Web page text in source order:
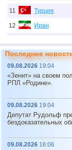
11 Турция
12 Иран
14 Исландия
Последние
09.08.2026 19:04
«Зенит» на своем
РПЛ «Родине».
09.08.2026 19:04
Депутат Рудольф
бездоказательных
09.08.2026 16:06